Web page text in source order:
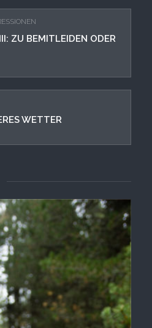
ZU BEMITLEIDEN ODER
WETTER